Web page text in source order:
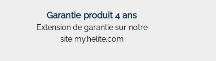
Garantie produit 4 ans
Extension de garantie sur notre
site my.helite.com